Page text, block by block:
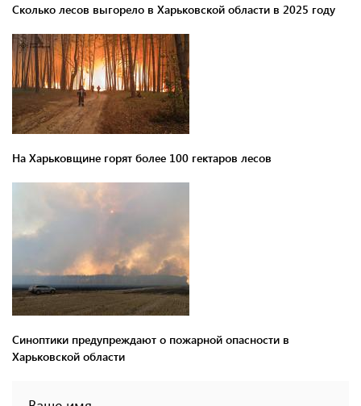
Сколько лесов выгорело в Харьковской области в 2025 году
На Харьковщине горят более 100 гектаров лесов
Синоптики предупреждают о пожарной опасности в
Харьковской области